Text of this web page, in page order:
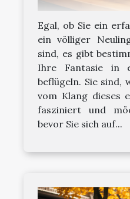
Egal, ob Sie ein
ein völliger
sind, es gibt
Ihre Fantasie in
beflügeln. Sie sind,
vom Klang dieses
fasziniert und
bevor Sie sich auf...